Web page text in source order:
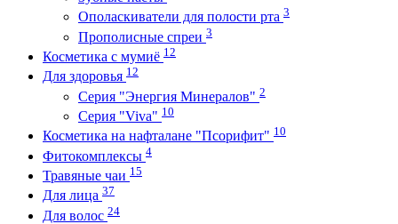
Ополаскиватели для полости рта 3
Прополисные спреи 3
Косметика с мумиё 12
Для здоровья 12
Серия "Энергия Минералов" 2
Серия "Viva" 10
Косметика на нафталане "Псорифит" 10
Фитокомплексы 4
Травяные чаи 15
Для лица 37
Для волос 24